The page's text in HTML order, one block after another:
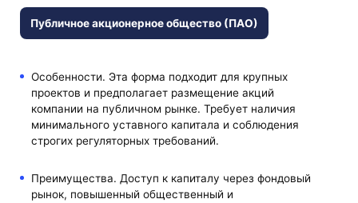
Публичное акционерное общество (ПАО)
Особенности. Эта форма подходит для крупных
проектов и предполагает размещение акций
компании на публичном рынке. Требует наличия
минимального уставного капитала и соблюдения
строгих регуляторных требований.
Преимущества. Доступ к капиталу через фондовый
рынок, повышенный общественный и